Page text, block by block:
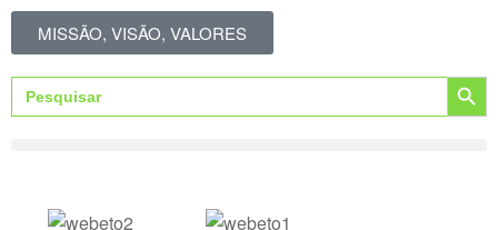
MISSÃO, VISÃO, VALORES
Search
for:
Search Button